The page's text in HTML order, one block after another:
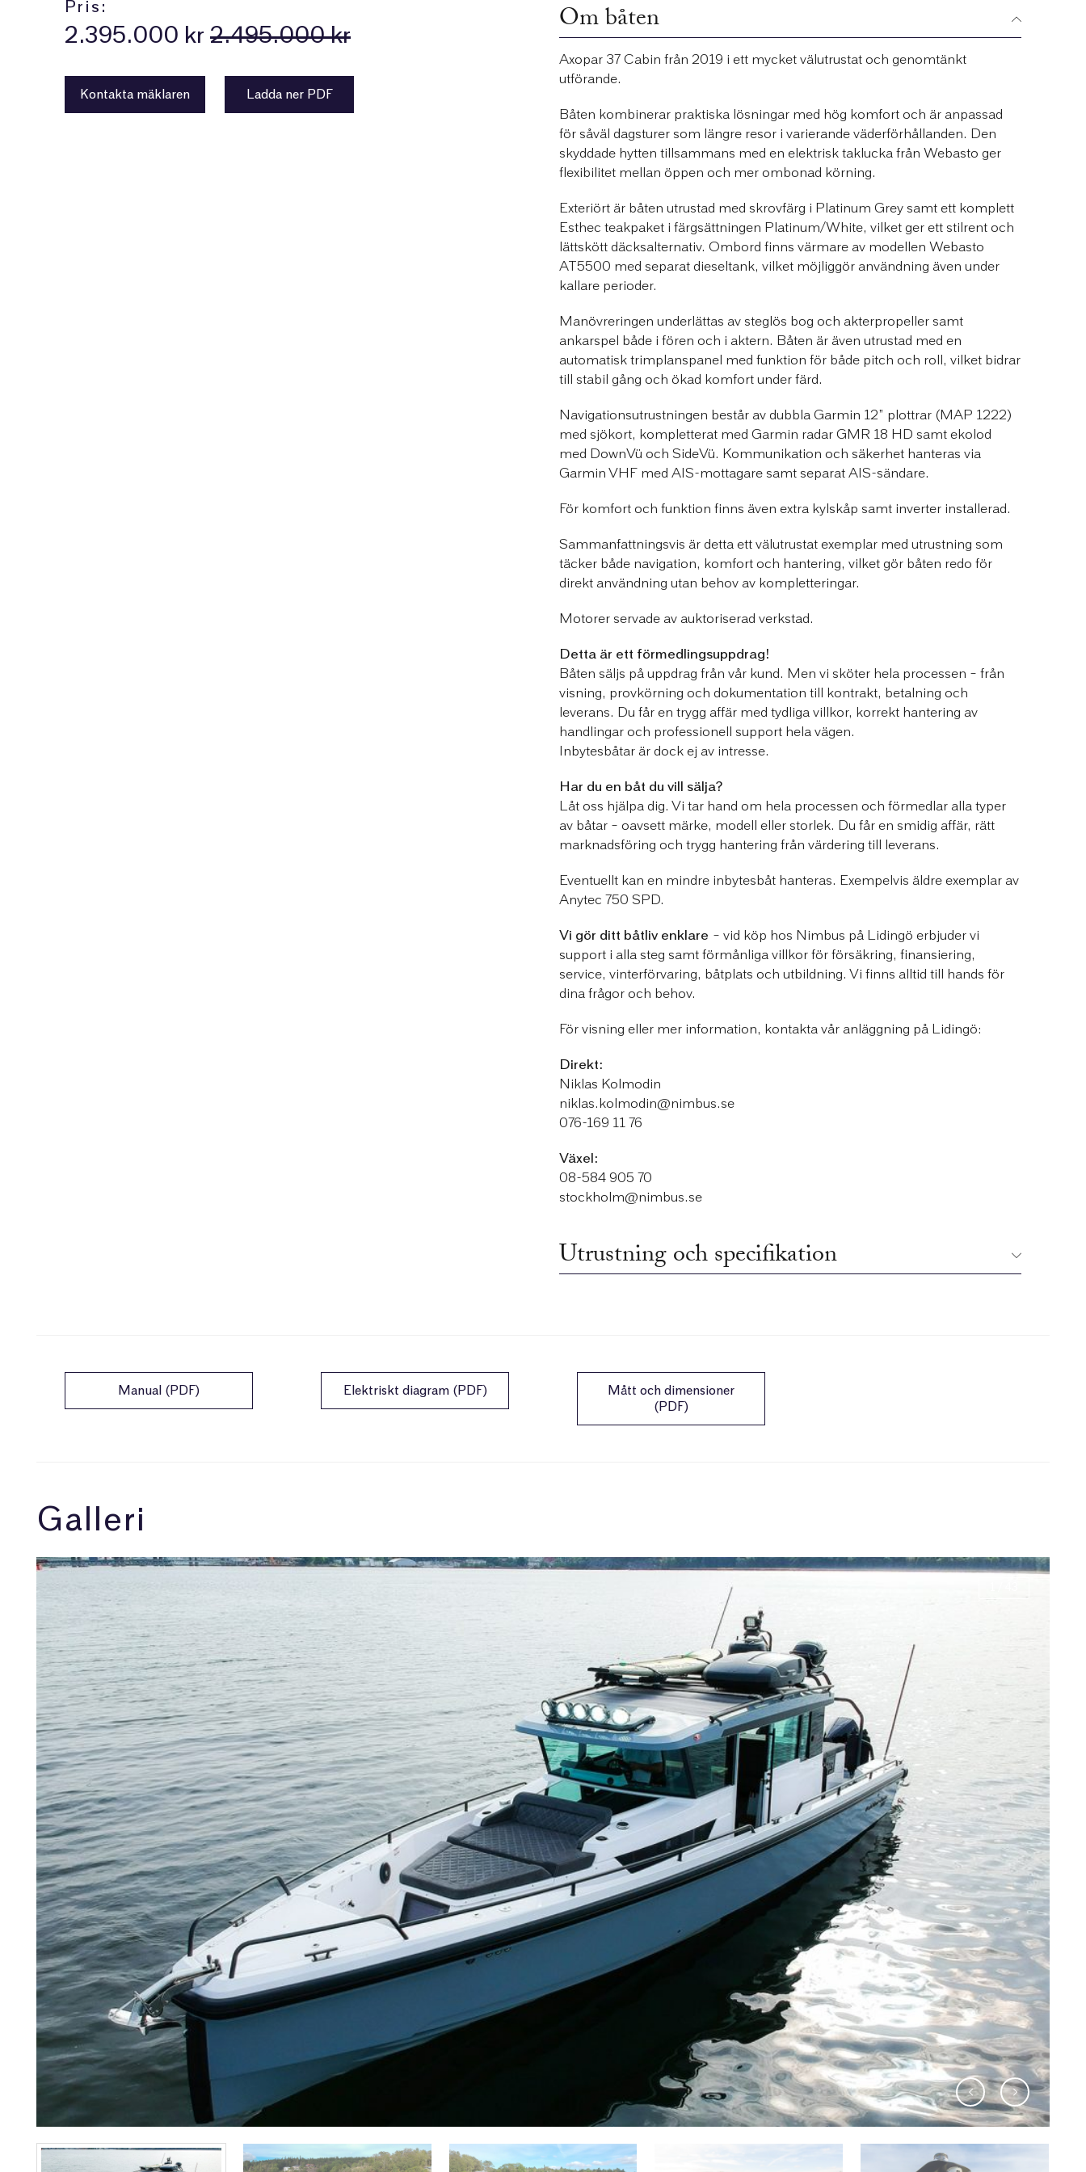
Pris:
2.395.000 kr 2.495.000 kr
Kontakta mäklaren Ladda ner PDF
Om båten
Axopar 37 Cabin från 2019 i ett mycket välutrustat och genomtänkt
utförande.
Båten kombinerar praktiska lösningar med hög komfort och är anpassad
för såväl dagsturer som längre resor i varierande väderförhållanden. Den
skyddade hytten tillsammans med en elektrisk taklucka från Webasto ger
flexibilitet mellan öppen och mer ombonad körning.
Exteriört är båten utrustad med skrovfärg i Platinum Grey samt ett komplett
Esthec teakpaket i färgsättningen Platinum/White, vilket ger ett stilrent och
lättskött däcksalternativ. Ombord finns värmare av modellen Webasto
AT5500 med separat dieseltank, vilket möjliggör användning även under
kallare perioder.
Manövreringen underlättas av steglös bog och akterpropeller samt
ankarspel både i fören och i aktern. Båten är även utrustad med en
automatisk trimplanspanel med funktion för både pitch och roll, vilket bidrar
till stabil gång och ökad komfort under färd.
Navigationsutrustningen består av dubbla Garmin 12” plottrar (MAP 1222)
med sjökort, kompletterat med Garmin radar GMR 18 HD samt ekolod
med DownVü och SideVü. Kommunikation och säkerhet hanteras via
Garmin VHF med AIS-mottagare samt separat AIS-sändare.
För komfort och funktion finns även extra kylskåp samt inverter installerad.
Sammanfattningsvis är detta ett välutrustat exemplar med utrustning som
täcker både navigation, komfort och hantering, vilket gör båten redo för
direkt användning utan behov av kompletteringar.
Motorer servade av auktoriserad verkstad.
Detta är ett förmedlingsuppdrag!
Båten säljs på uppdrag från vår kund. Men vi sköter hela processen – från
visning, provkörning och dokumentation till kontrakt, betalning och
leverans. Du får en trygg affär med tydliga villkor, korrekt hantering av
handlingar och professionell support hela vägen.
Inbytesbåtar är dock ej av intresse.
Har du en båt du vill sälja?
Låt oss hjälpa dig. Vi tar hand om hela processen och förmedlar alla typer
av båtar – oavsett märke, modell eller storlek. Du får en smidig affär, rätt
marknadsföring och trygg hantering från värdering till leverans.
Eventuellt kan en mindre inbytesbåt hanteras. Exempelvis äldre exemplar av
Anytec 750 SPD.
Vi gör ditt båtliv enklare – vid köp hos Nimbus på Lidingö erbjuder vi
support i alla steg samt förmånliga villkor för försäkring, finansiering,
service, vinterförvaring, båtplats och utbildning. Vi finns alltid till hands för
dina frågor och behov.
För visning eller mer information, kontakta vår anläggning på Lidingö:
Direkt:
Niklas Kolmodin
niklas.kolmodin@nimbus.se
076-169 11 76
Växel:
08-584 905 70
stockholm@nimbus.se
Utrustning och specifikation
Manual (PDF) Elektriskt diagram (PDF)
Mått och dimensioner
(PDF)
Galleri